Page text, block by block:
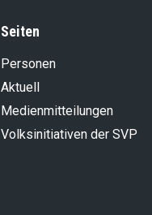
Seiten
Personen
Aktuell
Medienmitteilungen
Volksinitiativen der SVP